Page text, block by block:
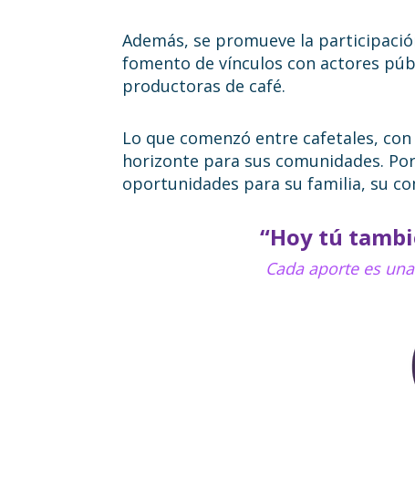
Además, se promueve la
fomento de vínculos con actores
productoras de café.
Lo que comenzó entre cafetales,
horizonte para sus comunidades.
oportunidades para su familia, su
“Hoy tú
Cada aporte es